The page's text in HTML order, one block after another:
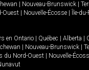
Nouveau-Brunswick
Ouest Nouvelle-Écosse Île-
en Ontario Québec Alberta
Nouveau-Brunswick
du Nord-Ouest Nouvelle-